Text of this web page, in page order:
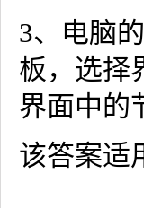
3、电脑
板，选择
界面中的
该答案适